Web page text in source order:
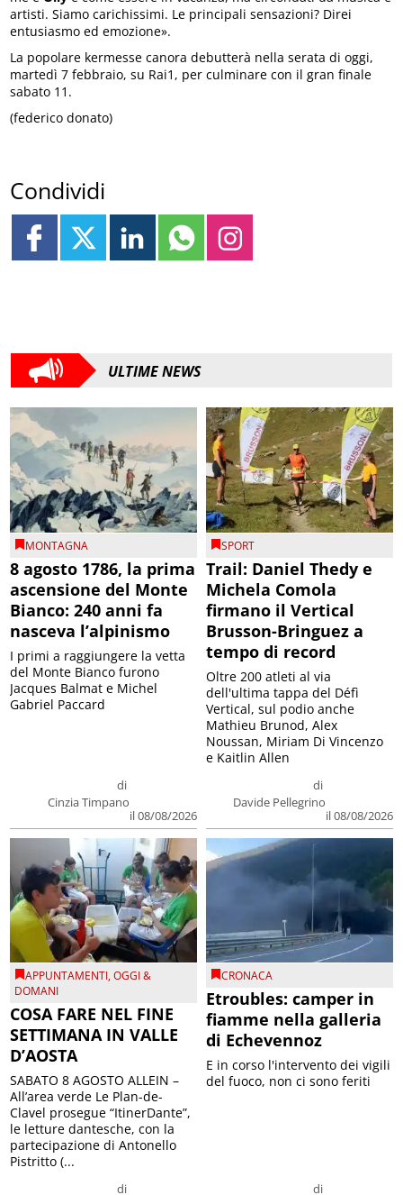
artisti. Siamo carichissimi. Le principali sensazioni? Direi
entusiasmo ed emozione».
La popolare kermesse canora debutterà nella serata di oggi,
martedì 7 febbraio, su Rai1, per culminare con il gran finale
sabato 11.
(federico donato)
Condividi
ULTIME NEWS
MONTAGNA
8 agosto 1786, la prima
ascensione del Monte
Bianco: 240 anni fa
nasceva l’alpinismo
di
Cinzia Timpano
il 08/08/2026
I primi a raggiungere la vetta
del Monte Bianco furono
Jacques Balmat e Michel
Gabriel Paccard
SPORT
Trail: Daniel Thedy e
Michela Comola
firmano il Vertical
Brusson-Bringuez a
tempo di record
di
Davide Pellegrino
il 08/08/2026
Oltre 200 atleti al via
dell'ultima tappa del Défì
Vertical, sul podio anche
Mathieu Brunod, Alex
Noussan, Miriam Di Vincenzo
e Kaitlin Allen
APPUNTAMENTI,OGGI &
DOMANI
COSA FARE NEL FINE
SETTIMANA IN VALLE
D’AOSTA
di
SABATO 8 AGOSTO ALLEIN –
All’area verde Le Plan-de-
Clavel prosegue “ItinerDante”,
le letture dantesche, con la
partecipazione di Antonello
Pistritto (...
CRONACA
Etroubles: camper in
fiamme nella galleria
di Echevennoz
di
E in corso l'intervento dei vigili
del fuoco, non ci sono feriti